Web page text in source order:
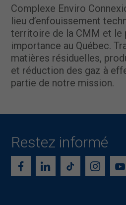
Complexe Enviro
lieu d’enfouissement
territoire de la CMM et le
importance au Québec.
matières résiduelles,
et réduction des gaz à
partie de notre mission.
Restez informé